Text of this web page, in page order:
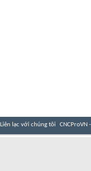
Liên lạc với chúng tôi CNCProVN